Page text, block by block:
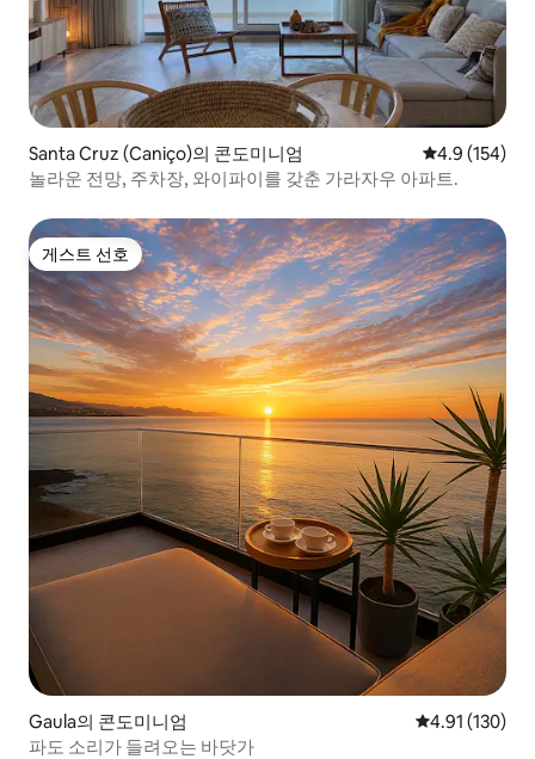
Santa Cruz (Caniço)의 콘도미니엄 평점 4.9점(5
4.9 (154)
놀라운 전망, 주차장, 와이파이를 갖춘 가라자우 아파트.
게스트 선호
게스트 선호
Gaula의 콘도미니엄 평점 4.91점(5
4.91 (130)
파도 소리가 들려오는 바닷가